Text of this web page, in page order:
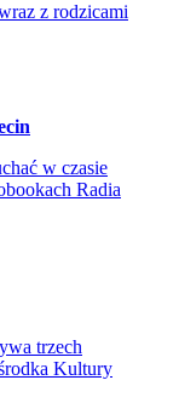
z rodzicami
w czasie
Radia
trzech
Kultury